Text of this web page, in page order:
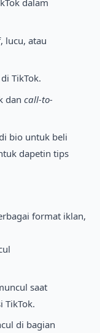
dalam
lucu, atau
TikTok.
dan call-to-
bio untuk beli
dapetin tips
format iklan,
saat
TikTok.
di bagian